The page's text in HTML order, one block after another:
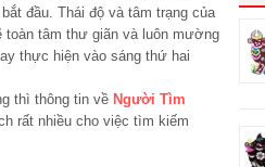
đầu. Thái độ và tâm trạng của
toàn tâm thư giãn và luôn mường
thực hiện vào sáng thứ hai
thì thông tin về Người Tìm
rất nhiều cho việc tìm kiếm